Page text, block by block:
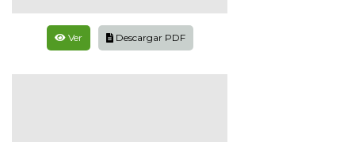
Ver Descargar PDF